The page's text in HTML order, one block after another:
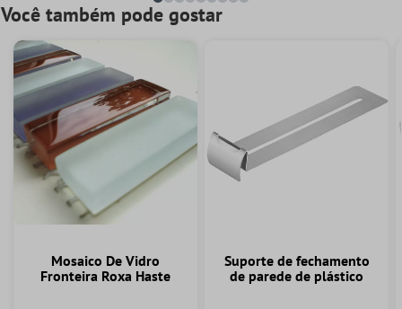
Você também pode gostar
Mosaico De Vidro
Fronteira Roxa Haste
Suporte de fechamento
de parede de plástico